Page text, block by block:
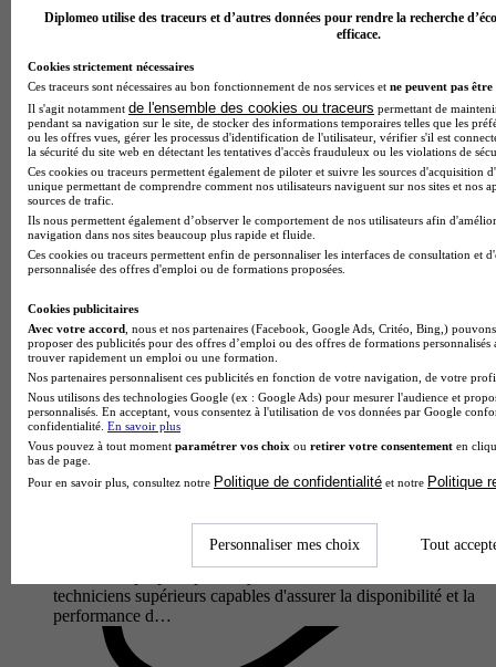
Bac pro - Maintenance des systèmes de production connectés
Reims 51100
Le Bac professionnel Maintenance des Systèmes de
Production Connectés du Lycée polyvalent Saint-Jean-
Baptiste de La Salle forme des techniciens polyvalents
capables de garantir la contin…
Lycée Joliot Curie
BTS - Maintenance des systèmes option A systèmes de
Le BTS Maintenance des Systèmes option A Systèmes de
techniciens supérieurs capables d'assurer la disponibilité et la
performance d…
Diplomeo utilise des traceurs et d’autres données pour rendre la recherche
efficace.
Cookies strictement nécessaires
Ces traceurs sont nécessaires au bon fonctionnement de nos services et ne peuvent pas être
Il s'agit notamment de l'ensemble des cookies ou traceurs permettant de
pendant sa navigation sur le site, de stocker des informations temporaires telles que les
ou les offres vues, gérer les processus d'identification de l'utilisateur, vérifier s'il est
la sécurité du site web en détectant les tentatives d'accès frauduleux ou les violations de
Ces cookies ou traceurs permettent également de piloter et suivre les sources d'acquisition
unique permettant de comprendre comment nos utilisateurs naviguent sur nos sites et nos
sources de trafic.
Ils nous permettent également d’observer le comportement de nos utilisateurs afin
navigation dans nos sites beaucoup plus rapide et fluide.
Ces cookies ou traceurs permettent enfin de personnaliser les interfaces de consultation et
personnalisée des offres d'emploi ou de formations proposées.
Cookies publicitaires
Avec votre accord , nous et nos partenaires (Facebook, Google Ads, Critéo, Bing,)
proposer des publicités pour des offres d’emploi ou des offres de formations
trouver rapidement un emploi ou une formation.
Nos partenaires personnalisent ces publicités en fonction de votre navigation, de votre
Nous utilisons des technologies Google (ex : Google Ads) pour mesurer l'audience et
personnalisés. En acceptant, vous consentez à l'utilisation de vos données par Google
confidentialité. En savoir plus
Vous pouvez à tout moment paramétrer vos choix ou retirer votre consentement en
bas de page.
Pour en savoir plus, consultez notre Politique de confidentialité et notre Politique
Personnaliser mes choix Tout